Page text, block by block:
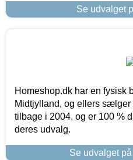
Se udvalget
Homeshop.dk har en fysisk
Midtjylland, og ellers sælger
tilbage i 2004, og er 100 %
deres udvalg.
Se udvalget